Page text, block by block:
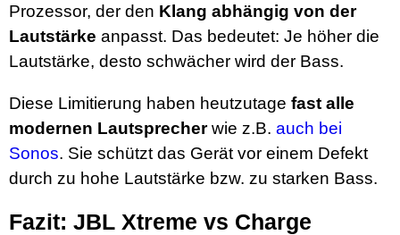
Prozessor, der den Klang abhängig von der
Lautstärke anpasst. Das bedeutet: Je höher die
Lautstärke, desto schwächer wird der Bass.
Diese Limitierung haben heutzutage fast alle
modernen Lautsprecherwie z.B. auch bei
Sonos. Sie schützt das Gerät vor einem Defekt
durch zu hohe Lautstärke bzw. zu starken Bass.
Fazit: JBL Xtreme vs Charge